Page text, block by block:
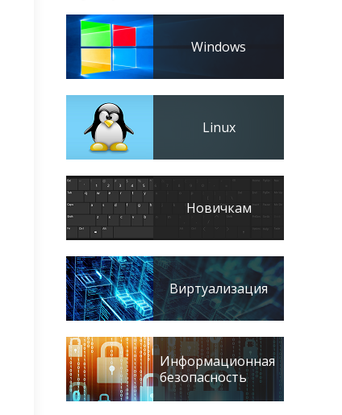
Windows
Linux
Новичкам
Виртуализация
Информационная
безопасность